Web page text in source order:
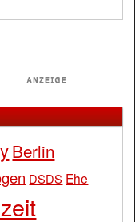
Berlin
DSDS Ehe